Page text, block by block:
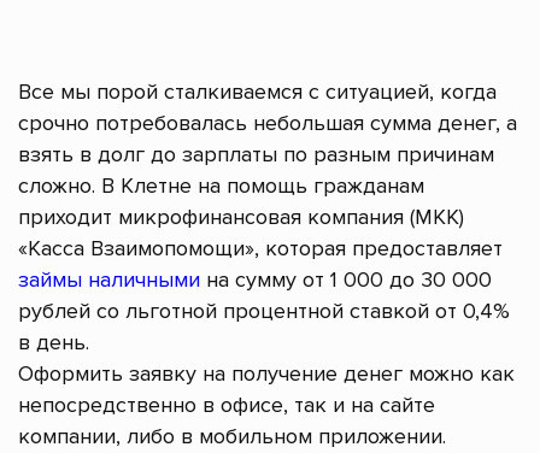
Все мы порой сталкиваемся с ситуацией, когда
срочно потребовалась небольшая сумма денег, а
взять в долг до зарплаты по разным причинам
сложно. В Клетне на помощь гражданам
приходит микрофинансовая компания (МКК)
«Касса Взаимопомощи», которая предоставляет
займы наличными на сумму от 1 000 до 30 000
рублей со льготной процентной ставкой от 0,4%
в день.
Оформить заявку на получение денег можно как
непосредственно в офисе, так и на сайте
компании, либо в мобильном приложении.